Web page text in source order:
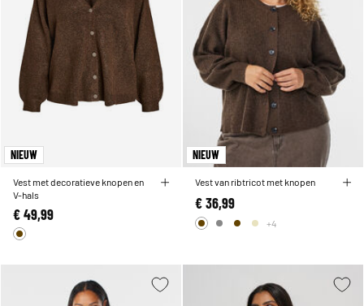
NIEUW
Vest met decoratieve knopen en
V-hals
€ 49,99
NIEUW
Vest van ribtricot met knopen
€ 36,99
+4